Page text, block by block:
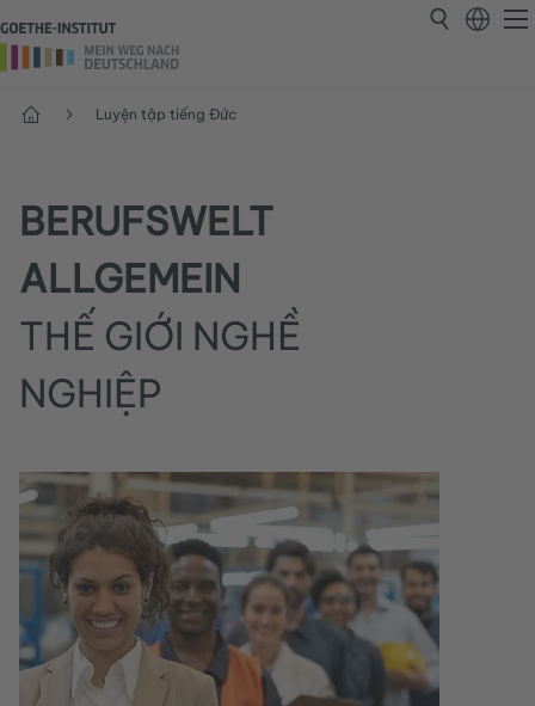
Trang chủ Luyện tập tiếng Đức
BERUFSWELT
ALLGEMEIN
THẾ GIỚI NGHỀ
NGHIỆP